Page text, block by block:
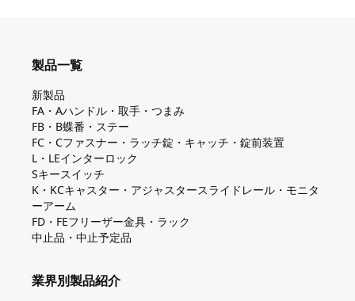
製品一覧
新製品
FA・Aハンドル・取手・つまみ
FB・B蝶番・ステー
FC・Cファスナー・ラッチ錠・キャッチ・錠前装置
L・LEインターロック
Sキースイッチ
K・KCキャスター・アジャスタースライドレール・モニタ
ーアーム
FD・FEフリーザー金具・ラック
中止品・中止予定品
業界別製品紹介